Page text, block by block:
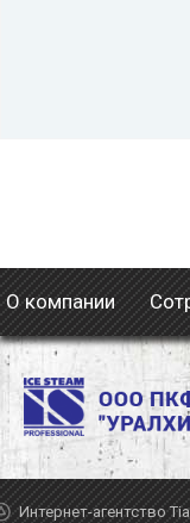
О компании
Интернет-агентство